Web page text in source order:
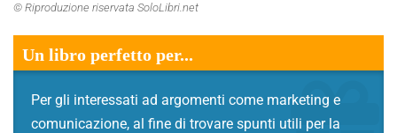
© Riproduzione riservata SoloLibri.net
Un libro perfetto per...
Per gli interessati ad argomenti come marketing e
comunicazione, al fine di trovare spunti utili per la